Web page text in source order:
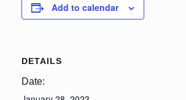
Add to calendar
DETAILS
Date: